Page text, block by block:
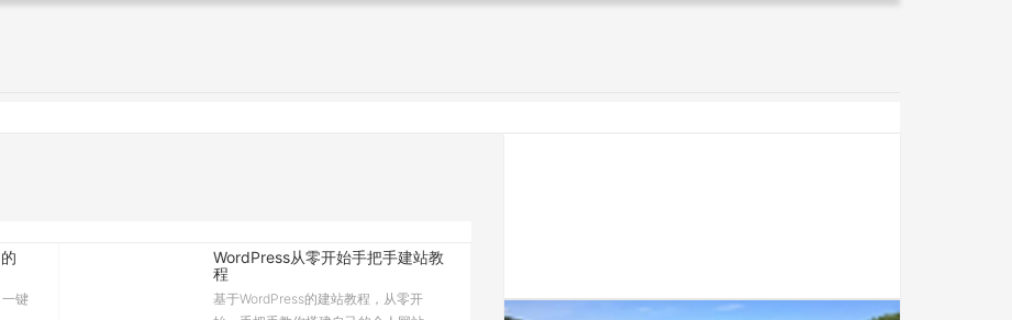
键
WordPress从零开始手把手建站教
程
基于WordPress的建站教程，从零开